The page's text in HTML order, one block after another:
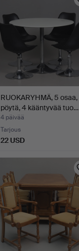
RUOKARYHMÄ, 5 osaa,
pöytä, 4 kääntyvää tuo…
4 päivää
Tarjous
22 USD